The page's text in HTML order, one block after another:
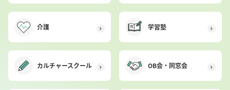
介護 学習塾
カルチャースクール OB会・同窓会